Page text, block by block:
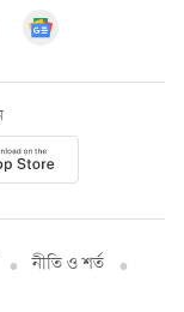
নীতি ও শর্ত